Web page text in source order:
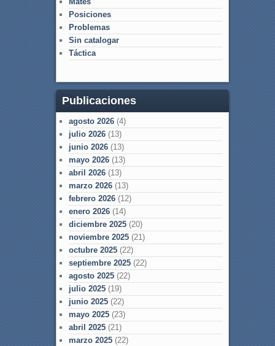
Posiciones
Problemas
Sin catalogar
Táctica
Publicaciones
agosto 2026(4)
julio 2026(13)
junio 2026(13)
mayo 2026(13)
abril 2026(13)
marzo 2026(13)
febrero 2026(12)
enero 2026(14)
diciembre 2025(20)
noviembre 2025(21)
octubre 2025(22)
septiembre 2025(22)
agosto 2025(22)
julio 2025(19)
junio 2025(22)
mayo 2025(23)
abril 2025(21)
marzo 2025(22)